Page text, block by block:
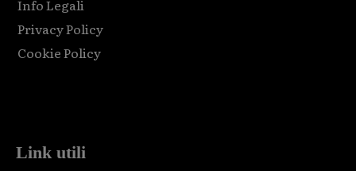
Info Legali
Privacy Policy
Cookie Policy
Link utili